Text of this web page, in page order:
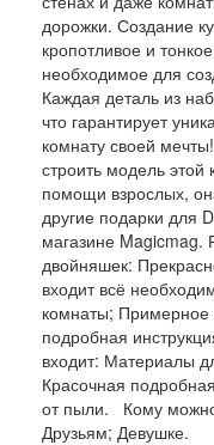
дорожки. Создание
кропотливое и
необходимое для
Каждая деталь из
что гарантирует
комнату своей
строить модель этой
помощи взрослых,
другие подарки для
магазине Magicmag.
двойняшек:
входит всё
комнаты; Примерное
подробная
входит: Материалы
Красочная
от пыли. Кому можно
Друзьям; Девушке.